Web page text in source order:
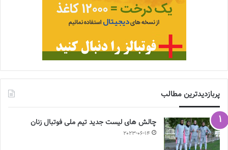
پربازدیدترین مطالب
چالش هاى ليست جدید تيم ملى فوتبال زنان
2023-06-14